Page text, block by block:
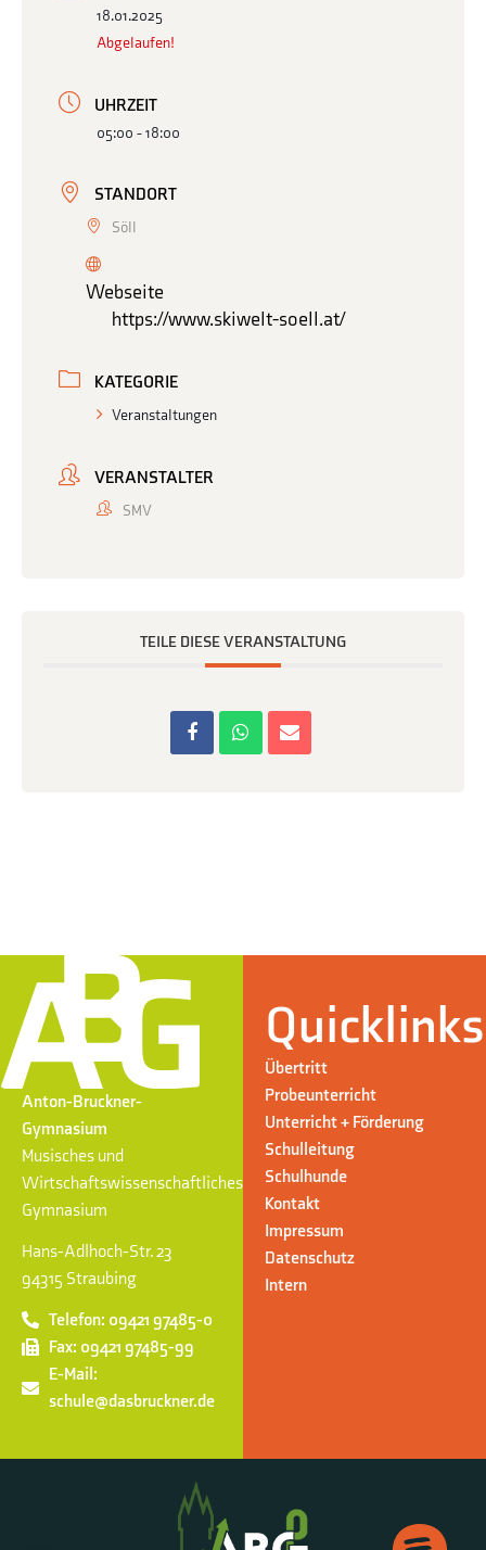
18.01.2025
Abgelaufen!
UHRZEIT
05:00 - 18:00
STANDORT
Söll
Webseite
https://www.skiwelt-soell.at/
KATEGORIE
Veranstaltungen
VERANSTALTER
SMV
TEILE DIESE VERANSTALTUNG
Anton-Bruckner-
Gymnasium
Musisches und
Wirtschaftswissenschaftliches
Gymnasium
Hans-Adlhoch-Str. 23
94315 Straubing
Telefon: 09421 97485-0
Fax: 09421 97485-99
E-Mail:
schule@dasbruckner.de
Quicklinks
Übertritt
Probeunterricht
Unterricht + Förderung
Schulleitung
Schulhunde
Kontakt
Impressum
Datenschutz
Intern